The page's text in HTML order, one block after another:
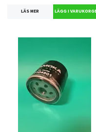
LÄS MER